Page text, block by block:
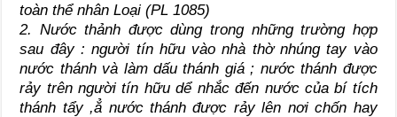
toàn thể nhân Loại (PL 1085)
2. Nước thảnh được dùng trong những trường hợp
sau đây : người tín hữu vào nhà thờ nhúng tay vào
nước thánh và làm dấu thánh giá ; nước thánh được
rảy trên người tín hữu dể nhắc đến nước của bí tích
thánh tẩy ,ẳ nước thánh được rảy lên nơi chốn hay